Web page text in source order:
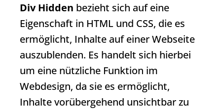
Div Hidden bezieht sich auf eine
Eigenschaft in HTML und CSS, die es
ermöglicht, Inhalte auf einer Webseite
auszublenden. Es handelt sich hierbei
um eine nützliche Funktion im
Webdesign, da sie es ermöglicht,
Inhalte vorübergehend unsichtbar zu